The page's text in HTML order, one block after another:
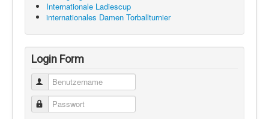
Internationale Ladiescup
internationales Damen Torballturnier
Login Form
Benutzername
Passwort